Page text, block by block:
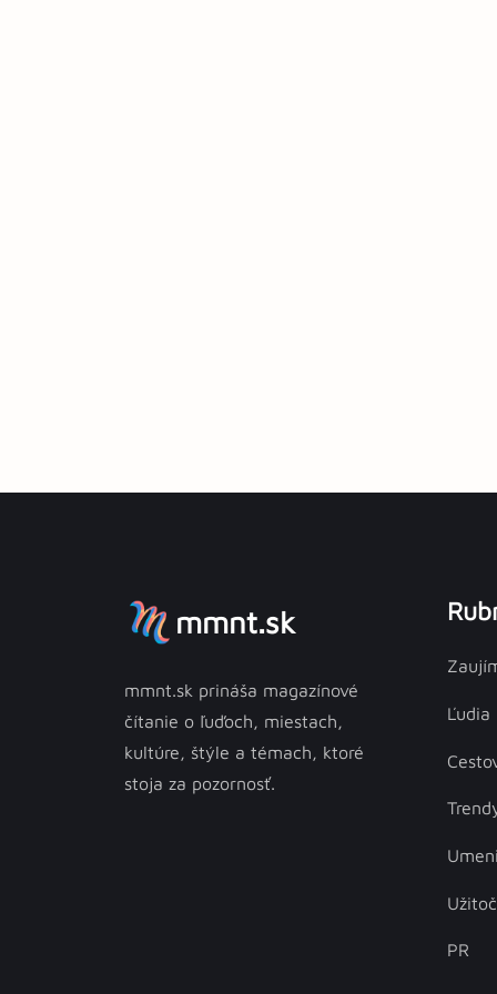
mmnt.sk
mmnt.sk prináša magazínové
čítanie o ľuďoch, miestach,
kultúre, štýle a témach, ktoré
stoja za pozornosť.
Ľudia
PR